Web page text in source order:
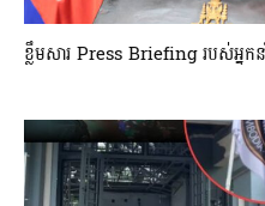
ខ្លឹមសារ Press Briefing របស់អ្នកន